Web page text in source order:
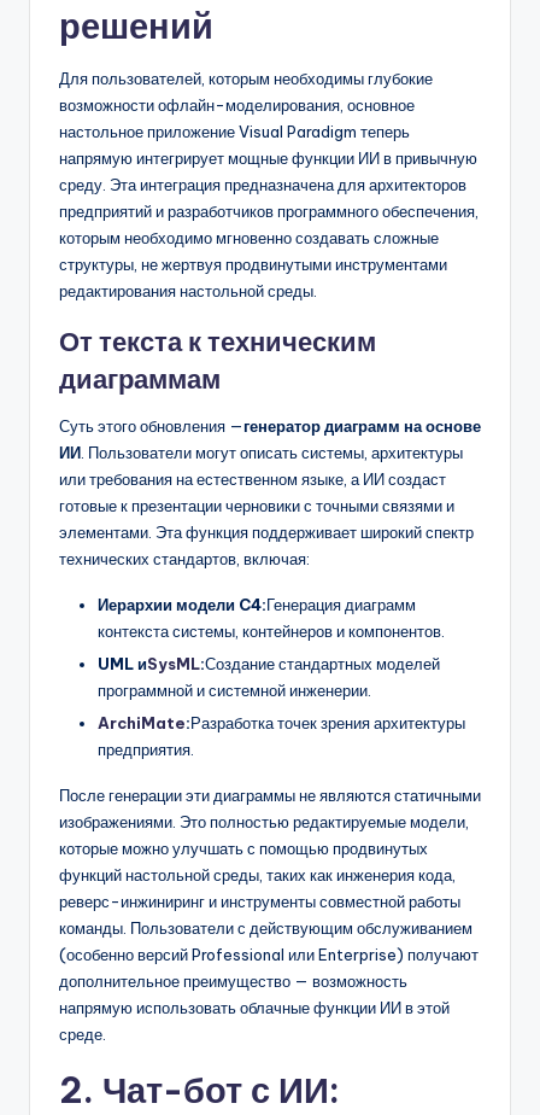
решений
Для пользователей, которым необходимы глубокие
возможности офлайн-моделирования, основное
настольное приложение Visual Paradigm теперь
напрямую интегрирует мощные функции ИИ в привычную
среду. Эта интеграция предназначена для архитекторов
предприятий и разработчиков программного обеспечения,
которым необходимо мгновенно создавать сложные
структуры, не жертвуя продвинутыми инструментами
редактирования настольной среды.
От текста к техническим
диаграммам
Суть этого обновления —генератор диаграмм на основе
ИИ . Пользователи могут описать системы, архитектуры
или требования на естественном языке, а ИИ создаст
готовые к презентации черновики с точными связями и
элементами. Эта функция поддерживает широкий спектр
технических стандартов, включая:
Иерархии модели C4:Генерация диаграмм
контекста системы, контейнеров и компонентов.
UML иSysML:Создание стандартных моделей
программной и системной инженерии.
ArchiMate:Разработка точек зрения архитектуры
предприятия.
После генерации эти диаграммы не являются статичными
изображениями. Это полностью редактируемые модели,
которые можно улучшать с помощью продвинутых
функций настольной среды, таких как инженерия кода,
реверс-инжиниринг и инструменты совместной работы
команды. Пользователи с действующим обслуживанием
(особенно версий Professional или Enterprise) получают
дополнительное преимущество — возможность
напрямую использовать облачные функции ИИ в этой
среде.
2. Чат-бот с ИИ: